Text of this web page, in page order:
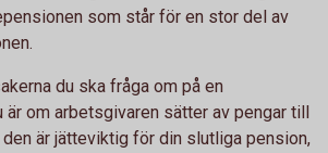
som står för en stor del av
du ska fråga om på en
är om arbetsgivaren sätter av pengar till
är jätteviktig för din slutliga pension,